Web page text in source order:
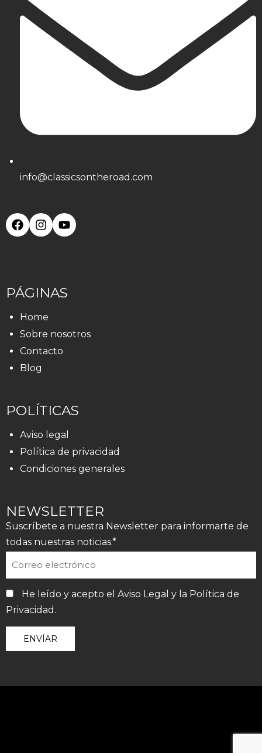
info@classicsontheroad.com
PÁGINAS
Home
Sobre nosotros
Contacto
Blog
POLÍTICAS
Aviso legal
Política de privacidad
Condiciones generales
NEWSLETTER
Suscríbete a nuestra Newsletter para informarte de
todas nuestras noticias.*
He leído y acepto el Aviso Legal y la Política de
Privacidad .